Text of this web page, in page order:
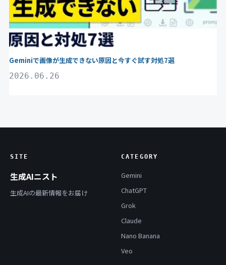
Geminiで画像が生成できない原因と今すぐ試す対処7選
2026.06.26
SITE
生成AIニスト
生成AIの最新情報をお届け
CATEGORY
Gemini
ChatGPT
Grok
Claude
Nano Banana
Veo